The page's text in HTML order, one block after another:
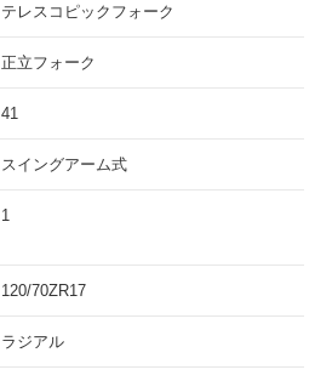
テレスコピックフォーク
正立フォーク
41
スイングアーム式
1
120/70ZR17
ラジアル